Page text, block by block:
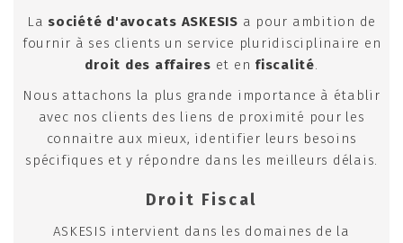
Lasociété d'avocats ASKESIS a pour ambition de
fournir à ses clients un service pluridisciplinaire en
droit des affaires et en fiscalité.
Nous attachons la plus grande importance à établir
avec nos clients des liens de proximité pour les
connaitre aux mieux, identifier leurs besoins
spécifiques et y répondre dans les meilleurs délais.
Droit Fiscal
ASKESIS intervient dans les domaines de la